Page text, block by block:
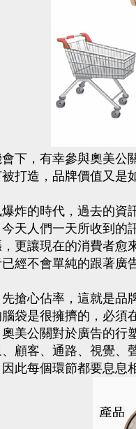
下，有幸參與奧美公
打造，品牌價值又是
炸的時代，過去的資
天人們一天所收到的
更讓現在的消費者愈
經不會單純的跟著廣
搶心佔率，這就是品
袋是很擁擠的，必須
美公關對於廣告的行
顧客、通路、視覺、
此每個環節都要息息